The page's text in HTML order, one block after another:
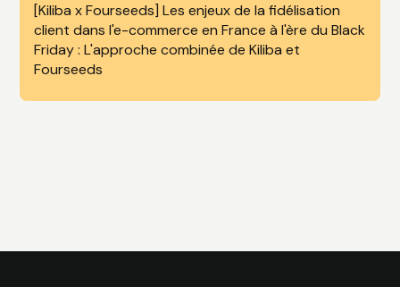
[Kiliba x Fourseeds] Les enjeux de la fidélisation
client dans l'e-commerce en France à l'ère du Black
Friday : L'approche combinée de Kiliba et
Fourseeds